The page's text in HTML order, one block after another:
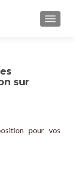
MENU
sur
pour vos